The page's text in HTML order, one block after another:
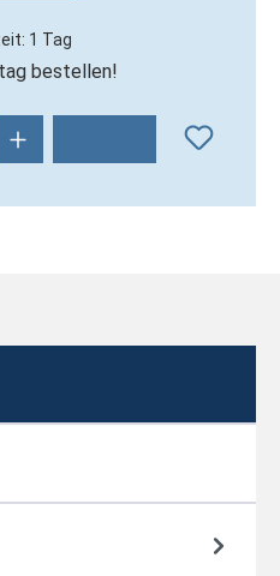
1 Tag
bestellen!
den gewünschten